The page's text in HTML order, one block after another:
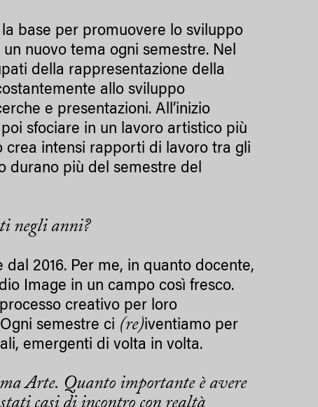
base per promuovere lo sviluppo
nuovo tema ogni semestre. Nel
della rappresentazione della
allo sviluppo
e presentazioni. All’inizio
sfociare in un lavoro artistico più
crea intensi rapporti di lavoro tra gli
durano più del semestre del
negli anni?
2016. Per me, in quanto docente,
Image in un campo così fresco.
creativo per loro
semestre ci (re)iventiamo per
emergenti di volta in volta.
Arte. Quanto importante è avere